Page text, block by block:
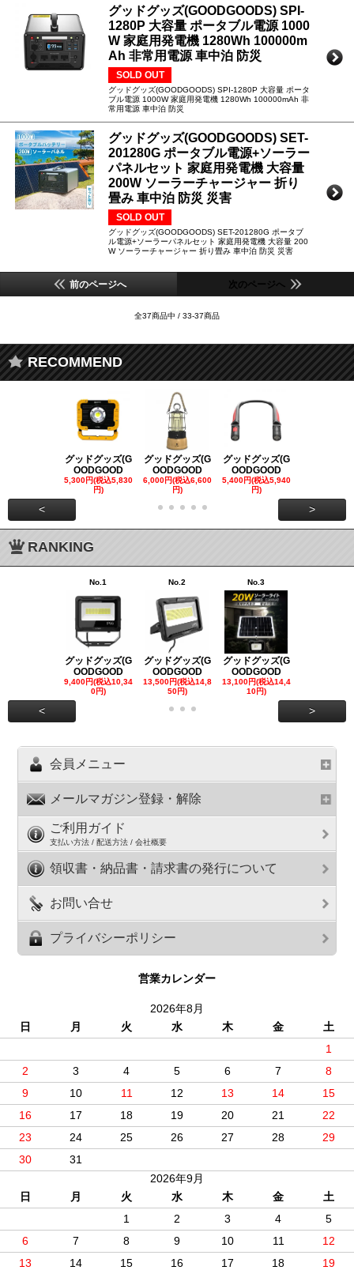
グッドグッズ(GOODGOODS) SPI-
1280P 大容量 ポータブル電源 1000
W 家庭用発電機 1280Wh 100000m
Ah 非常用電源 車中泊 防災
SOLD OUT
グッドグッズ(GOODGOODS) SPI-1280P 大容量 ポータ
ブル電源 1000W 家庭用発電機 1280Wh 100000mAh 非
常用電源 車中泊 防災
グッドグッズ(GOODGOODS) SET-
201280G ポータブル電源+ソーラー
パネルセット 家庭用発電機 大容量
200W ソーラーチャージャー 折り
畳み 車中泊 防災 災害
SOLD OUT
グッドグッズ(GOODGOODS) SET-201280G ポータブ
ル電源+ソーラーパネルセット 家庭用発電機 大容量 200
W ソーラーチャージャー 折り畳み 車中泊 防災 災害
前のページへ 次のページへ
全37商品中 / 33-37商品
RECOMMEND
グッドグッズ(G
OODGOOD
5,300円(税込5,830
円)
グッドグッズ(G
OODGOOD
6,000円(税込6,600
円)
グッドグッズ(G
OODGOOD
5,400円(税込5,940
円)
< >
RANKING
No.1
グッドグッズ(G
OODGOOD
9,400円(税込10,34
0円)
No.2
グッドグッズ(G
OODGOOD
13,500円(税込14,8
50円)
No.3
グッドグッズ(G
OODGOOD
13,100円(税込14,4
10円)
< >
会員メニュー
メールマガジン登録・解除
ご利用ガイド
支払い方法 / 配送方法 / 会社概要
領収書・納品書・請求書の発行について
お問い合せ
プライバシーポリシー
営業カレンダー
2026年8月
日
月 火 水 木 金
土
1
2
3 4 5 6 7
8
9
10 11 12 13 14
15
16
17 18 19 20 21
22
23
24 25 26 27 28
29
30
31
2026年9月
日
月 火 水 木 金
土
1
2 3 4
5
6
7 8 9 10 11
12
13
14 15 16 17 18 19